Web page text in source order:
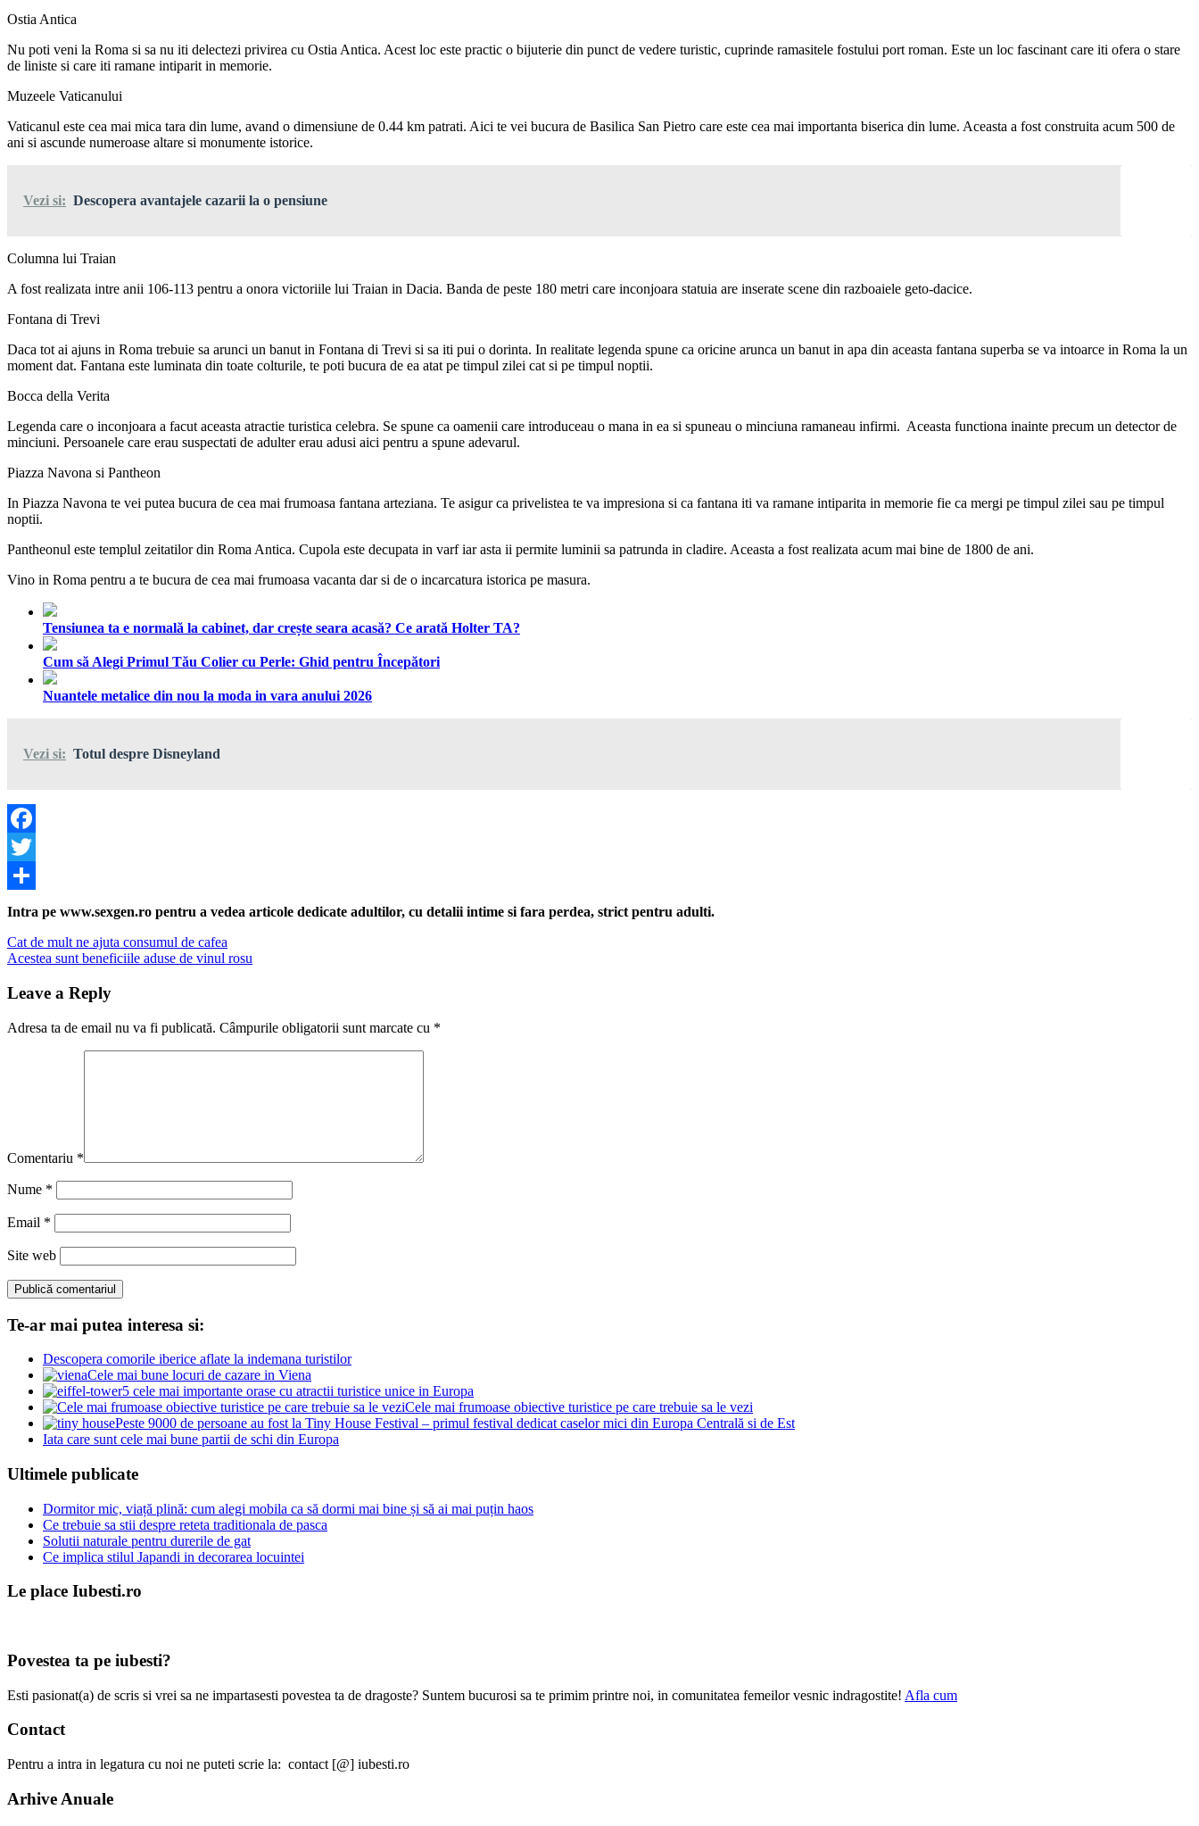
Ostia Antica
Nu poti veni la Roma si sa nu iti delectezi privirea cu Ostia Antica. Acest loc este practic o bijuterie din punct de vedere turistic, cuprinde ramasitele fostului port roman. Este un loc fascinant care iti ofera o stare
de liniste si care iti ramane intiparit in memorie.
Muzeele Vaticanului
Vaticanul este cea mai mica tara din lume, avand o dimensiune de 0.44 km patrati. Aici te vei bucura de Basilica San Pietro care este cea mai importanta biserica din lume. Aceasta a fost construita acum 500 de
ani si ascunde numeroase altare si monumente istorice.
Vezi si: Descopera avantajele cazarii la o pensiune
Columna lui Traian
A fost realizata intre anii 106-113 pentru a onora victoriile lui Traian in Dacia. Banda de peste 180 metri care inconjoara statuia are inserate scene din razboaiele geto-dacice.
Fontana di Trevi
Daca tot ai ajuns in Roma trebuie sa arunci un banut in Fontana di Trevi si sa iti pui o dorinta. In realitate legenda spune ca oricine arunca un banut in apa din aceasta fantana superba se va intoarce in Roma la un
moment dat. Fantana este luminata din toate colturile, te poti bucura de ea atat pe timpul zilei cat si pe timpul noptii.
Bocca della Verita
Legenda care o inconjoara a facut aceasta atractie turistica celebra. Se spune ca oamenii care introduceau o mana in ea si spuneau o minciuna ramaneau infirmi. Aceasta functiona inainte precum un detector de
minciuni. Persoanele care erau suspectati de adulter erau adusi aici pentru a spune adevarul.
Piazza Navona si Pantheon
In Piazza Navona te vei putea bucura de cea mai frumoasa fantana arteziana. Te asigur ca privelistea te va impresiona si ca fantana iti va ramane intiparita in memorie fie ca mergi pe timpul zilei sau pe timpul
noptii.
Pantheonul este templul zeitatilor din Roma Antica. Cupola este decupata in varf iar asta ii permite luminii sa patrunda in cladire. Aceasta a fost realizata acum mai bine de 1800 de ani.
Vino in Roma pentru a te bucura de cea mai frumoasa vacanta dar si de o incarcatura istorica pe masura.
Tensiunea ta e normală la cabinet, dar crește seara acasă? Ce arată Holter TA?
Cum să Alegi Primul Tău Colier cu Perle: Ghid pentru Începători
Nuantele metalice din nou la moda in vara anului 2026
Vezi si: Totul despre Disneyland
Facebook
Twitter
Share
Intra pe www.sexgen.ro pentru a vedea articole dedicate adultilor, cu detalii intime si fara perdea, strict pentru adulti.
Navigare
în
articole
Previous
Post:
Cat de mult ne ajuta consumul de cafea
Next
Acestea sunt beneficiile aduse de vinul rosu
Leave a Reply
Adresa ta de email nu va fi publicată. Câmpurile obligatorii sunt marcate cu *
Comentariu *
Nume *
Email *
Site web
Te-ar mai putea interesa si:
Descopera comorile iberice aflate la indemana turistilor
Cele mai bune locuri de cazare in Viena
5 cele mai importante orase cu atractii turistice unice in Europa
Cele mai frumoase obiective turistice pe care trebuie sa le vezi
Peste 9000 de persoane au fost la Tiny House Festival – primul festival dedicat caselor mici din Europa Centrală si de Est
Iata care sunt cele mai bune partii de schi din Europa
Ultimele publicate
Dormitor mic, viață plină: cum alegi mobila ca să dormi mai bine și să ai mai puțin haos
Ce trebuie sa stii despre reteta traditionala de pasca
Solutii naturale pentru durerile de gat
Ce implica stilul Japandi in decorarea locuintei
Le place Iubesti.ro
Povestea ta pe iubesti?
Esti pasionat(a) de scris si vrei sa ne impartasesti povestea ta de dragoste? Suntem bucurosi sa te primim printre noi, in comunitatea femeilor vesnic indragostite! Afla cum
Contact
Pentru a intra in legatura cu noi ne puteti scrie la: contact [@] iubesti.ro
Arhive Anuale